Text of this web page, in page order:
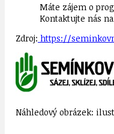
Máte zájem o
Kontaktujte nás na
Zdroj: https://
Náhledový obrázek: